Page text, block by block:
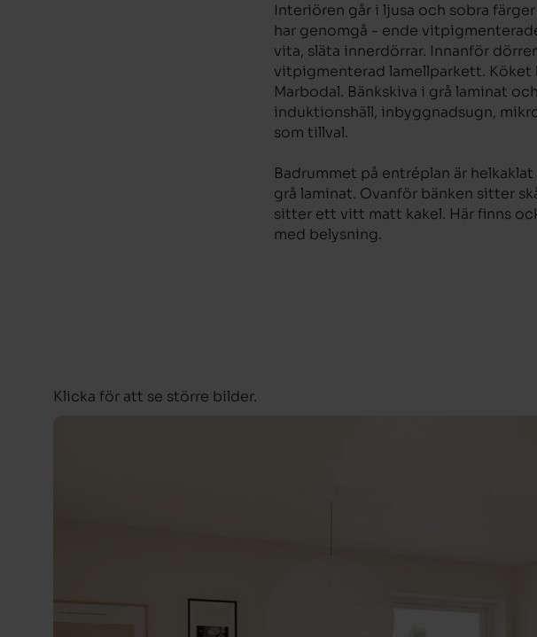
Interiören går i ljusa och sobra
har genomgå - ende
vita, släta innerdörrar. Innanför
vitpigmenterad lamellparkett. Köket
Marbodal. Bänkskiva i grå laminat
induktionshäll, inbyggnadsugn,
som tillval.
Badrummet på entréplan är
grå laminat. Ovanför bänken sitter
sitter ett vitt matt kakel. Här finns
med belysning.
Klicka för att se större bilder.